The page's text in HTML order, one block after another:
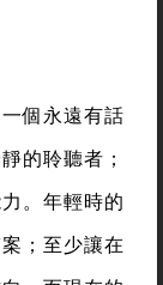
個永遠有話
的聆聽者；
。年輕時的
；至少讓在